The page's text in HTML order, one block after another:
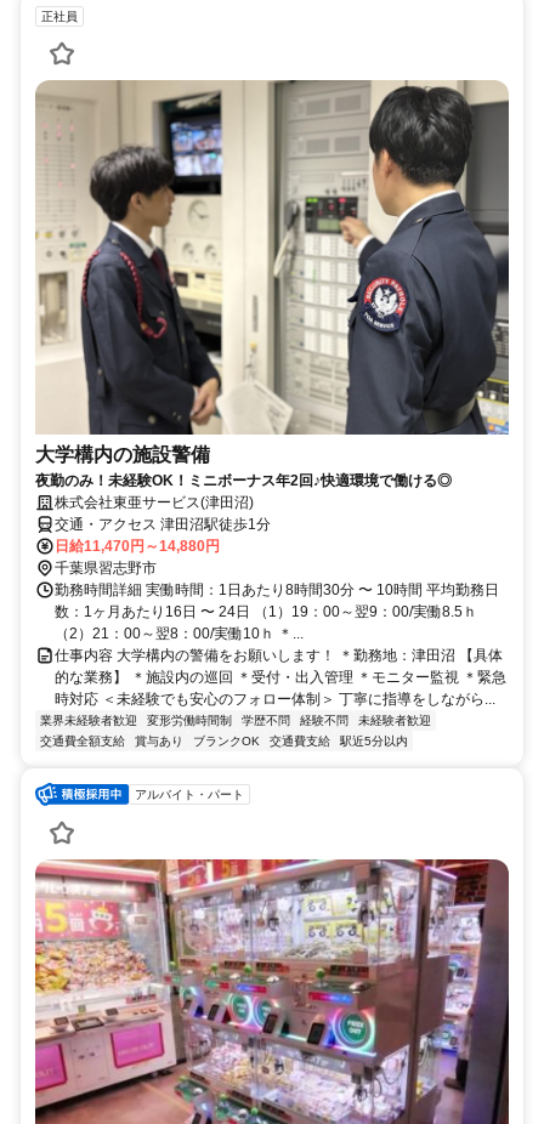
正社員
大学構内の施設警備
夜勤のみ！未経験OK！ミニボーナス年2回♪快適環境で働ける◎
株式会社東亜サービス(津田沼)
交通・アクセス 津田沼駅徒歩1分
日給11,470円～14,880円
千葉県習志野市
勤務時間詳細 実働時間：1日あたり8時間30分 〜 10時間 平均勤務日
数：1ヶ月あたり16日 〜 24日 （1）19：00～翌9：00/実働8.5ｈ
（2）21：00～翌8：00/実働10ｈ ＊...
仕事内容 大学構内の警備をお願いします！ ＊勤務地：津田沼 【具体
的な業務】 ＊施設内の巡回 ＊受付・出入管理 ＊モニター監視 ＊緊急
時対応 ＜未経験でも安心のフォロー体制＞ 丁寧に指導をしながら...
業界未経験者歓迎 変形労働時間制 学歴不問 経験不問
未経験者歓迎
交通費全額支給
賞与あり ブランクOK 交通費支給 駅近5分以内
アルバイト・パート